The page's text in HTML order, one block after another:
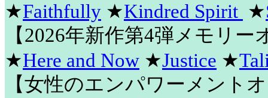
★Faithfully ★Kindred Spirit ★
【2026年新作第4弾メモリー
★Here and Now ★Justice ★
【女性のエンパワーメント